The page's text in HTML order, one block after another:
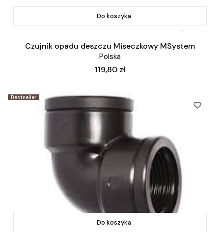
Do koszyka
Czujnik opadu deszczu Miseczkowy MSystem
Polska
Cena
119,80 zł
Bestseller
Do koszyka